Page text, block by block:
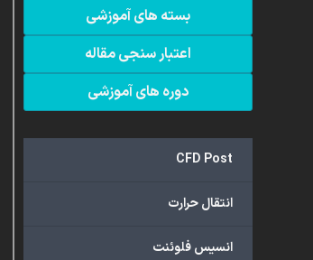
بسته های آموزشی
اعتبار سنجی مقاله
دوره های آموزشی
CFD Post
انتقال حرارت
انسیس فلوئنت